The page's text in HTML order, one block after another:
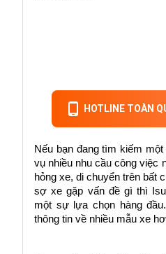
HOTLINE TOÀN
Nếu bạn đang tìm kiếm
vụ nhiều nhu cầu công việc
hỏng xe, di chuyển trên bất
sợ xe gặp vấn đề gì thì
một sự lựa chọn hàng
thông tin về nhiều mẫu xe